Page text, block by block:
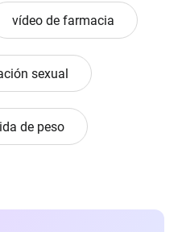
vídeo de farmacia
sexual
de peso